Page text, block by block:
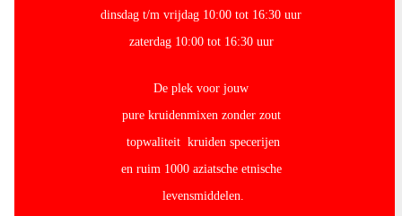
dinsdag t/m vrijdag 10:00 tot 16:30 uur
zaterdag 10:00 tot 16:30 uur
De plek voor jouw
pure kruidenmixen zonder zout
topwaliteit kruiden specerijen
en ruim 1000 aziatsche etnische
levensmiddelen.